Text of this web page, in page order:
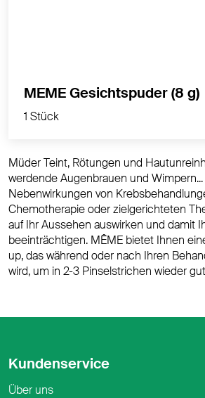
1 Stück
MEME Gesichtspuder (8 g)
1 Stück
Müder Teint, Rötungen und
werdende Augenbrauen und
Nebenwirkungen von
Chemotherapie oder zielgerichteten
auf Ihr Aussehen auswirken und damit
beeinträchtigen. MÊME bietet Ihnen
up, das während oder nach Ihren
wird, um in 2-3 Pinselstrichen wieder
Kundenservice
Über uns